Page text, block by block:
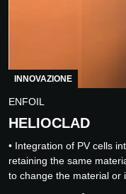
INNOVAZIONE
ENFOIL
HELIOCLAD
• Integration of PV cells
retaining the same
to change the material or